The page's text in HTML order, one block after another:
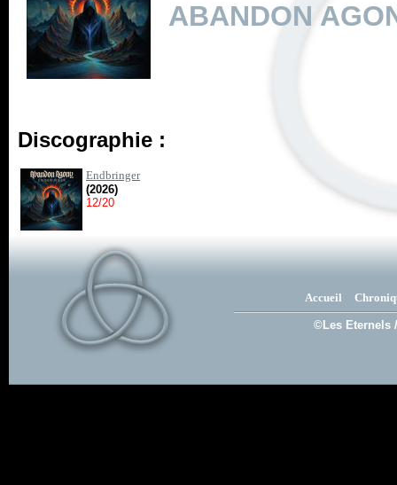
ABANDON
Discographie :
Endbringer
(2026)
12/20
Accueil
©Les Eternels